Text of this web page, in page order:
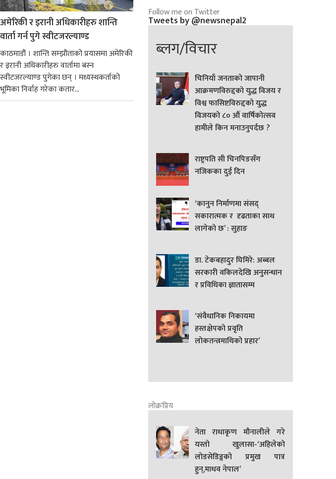
अमेरिकी र इरानी अधिकारीहरु शान्ति
वार्ता गर्न पुगे स्वीटजरल्याण्ड
काठमाडौं । शान्ति सम्झौताको प्रयासमा अमेरिकी
र इरानी अधिकारीहरु वार्तामा बस्न
स्वीटजरल्याण्ड पुगेका छन् । मध्यस्थकर्ताको
भूमिका निर्वाह गरेका कतार...
Follow me on Twitter
Tweets by @newsnepal2
ब्लग/विचार
चिनियाँ जनताको जापानी
आक्रमणविरुद्दको युद्ध विजय र
विश्व फासिष्टविरुद्दको युद्ध
विजयको ८० औं वार्षिकोत्सव
हामीले किन मनाउनुपर्दछ ?
राष्ट्रपति सी चिनपिङसँग
नजिकका दुई दिन
‘कानुन निर्माणमा संसद्
सकारात्मक र दृढताका साथ
लागेको छ’ : सुहाङ
डा. टेकबहादुर घिमिरे: अब्बल
सरकारी वकिलदेखि अनुसन्धान
र प्रविधिका ज्ञातासम्म
‘संवैधानिक निकायमा
हस्तक्षेपको प्रवृति
लोकतन्त्रमाथिको प्रहार’
लोक्रप्रिय
नेता राधाकृण मौनालीले गरे
यस्तो खुलासा-‘अहिलेको
लोडसेडिङ्गको प्रमुख पात्र
हुन्,माधव नेपाल’